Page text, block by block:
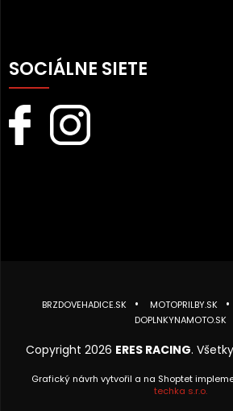
SOCIÁLNE SIETE
BRZDOVEHADICE.SK MOTOPRILBY.SK
DOPLNKYNAMOTO.SK
Copyright 2026 ERES RACING.
Grafický návrh vytvořil a na Shoptet
techka s.r.o.